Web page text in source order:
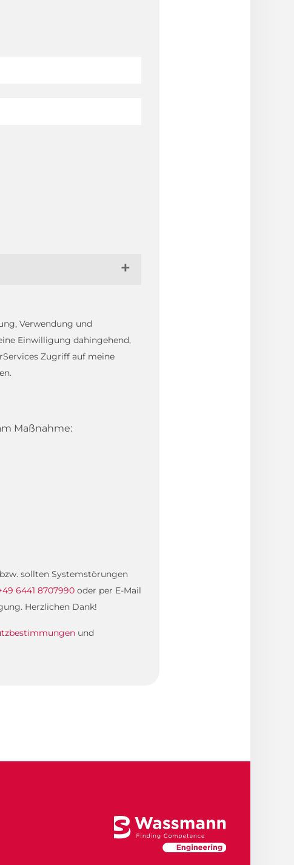
Verwendung und
Einwilligung dahingehend,
Zugriff auf meine
Maßnahme:
sollten Systemstörungen
6441 8707990 oder per E-Mail
Herzlichen Dank!
und